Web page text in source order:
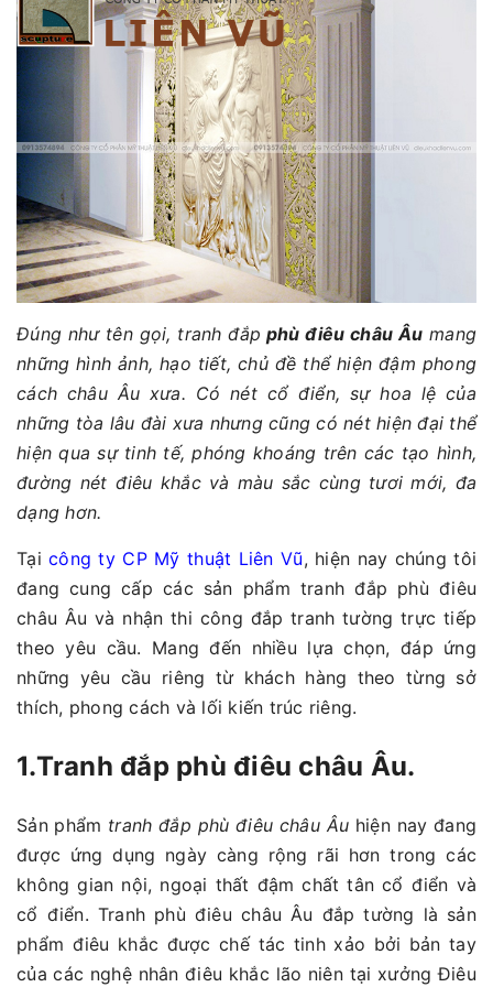
Đúng như tên gọi, tranh đắp phù điêu châu Âu mang
những hình ảnh, hạo tiết, chủ đề thể hiện đậm phong
cách châu Âu xưa. Có nét cổ điển, sự hoa lệ của
những tòa lâu đài xưa nhưng cũng có nét hiện đại thể
hiện qua sự tinh tế, phóng khoáng trên các tạo hình,
đường nét điêu khắc và màu sắc cùng tươi mới, đa
dạng hơn.
Tạicông ty CP Mỹ thuật Liên Vũ, hiện nay chúng tôi
đang cung cấp các sản phẩm tranh đắp phù điêu
châu Âu và nhận thi công đắp tranh tường trực tiếp
theo yêu cầu. Mang đến nhiều lựa chọn, đáp ứng
những yêu cầu riêng từ khách hàng theo từng sở
thích, phong cách và lối kiến trúc riêng.
1.Tranh đắp phù điêu châu Âu.
Sản phẩm tranh đắp phù điêu châu Âu hiện nay đang
được ứng dụng ngày càng rộng rãi hơn trong các
không gian nội, ngoại thất đậm chất tân cổ điển và
cổ điển. Tranh phù điêu châu Âu đắp tường là sản
phẩm điêu khắc được chế tác tinh xảo bởi bản tay
của các nghệ nhân điêu khắc lão niên tại xưởng Điêu